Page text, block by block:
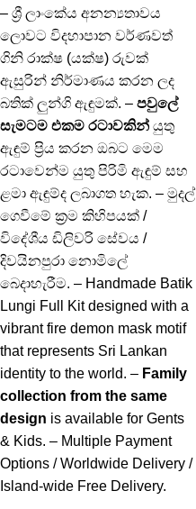
– ශ්‍රී ලාංකේය අනන්‍යතාවය
ලොවට විදහාපාන වර්ණවත්
ගිනි රාක්ෂ (යක්ෂ) රුවක්
ඇසුරින් නිර්මාණය කරන ලද
බතික් ලුන්ගි ඇඳුමක්. – පවුලේ
සැමටම එකම රටාවකින් යුතු
ඇඳුම් ප්‍රිය කරන ඔබට මෙම
රටාවෙන්ම යුතු පිරිමි ඇඳුම් සහ
ළමා ඇඳුම්ද ලබාගත හැක. – මුදල්
ගෙවීමේ ක්‍රම කිහිපයක් /
විදේශීය ඩිලිවරි සේවය /
දිවයිනපුරා නොමිලේ
බෙදාහැරීම. – Handmade Batik
Lungi Full Kit designed with a
vibrant fire demon mask motif
that represents Sri Lankan
identity to the world. – Family
collection from the same
design is available for Gents
& Kids. – Multiple Payment
Options / Worldwide Delivery /
Island-wide Free Delivery.